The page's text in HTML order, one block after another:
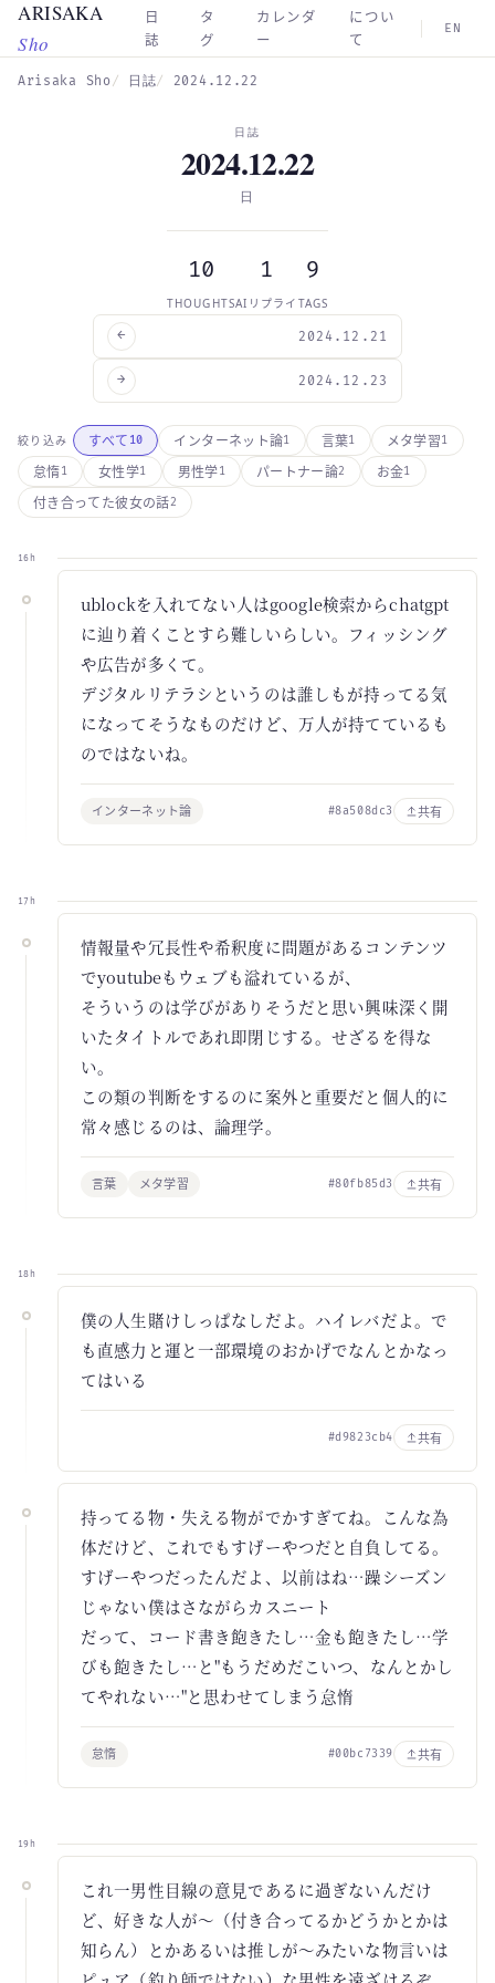
Skip to main content
ARISAKA
Sho
日
誌
タ
グ
カレンダ
ー
につい
て
EN
Arisaka Sho 日誌 2024.12.22
← 2024.12.21
日誌
2024.12.22
日
10
THOUGHTS
1
AIリプライ
9
TAGS
2024.12.23
→
絞り込み すべて 10 インターネット論1 言葉1 メタ学習1
怠惰1 女性学1 男性学1 パートナー論2 お金1
付き合ってた彼女の話2
16h
ublockを入れてない人はgoogle検索からchatgpt
に辿り着くことすら難しいらしい。フィッシング
や広告が多くて。
デジタルリテラシというのは誰しもが持ってる気
になってそうなものだけど、万人が持てているも
のではないね。
インターネット論 #8a508dc3 共有
17h
情報量や冗長性や希釈度に問題があるコンテンツ
でyoutubeもウェブも溢れているが、
そういうのは学びがありそうだと思い興味深く開
いたタイトルであれ即閉じする。せざるを得な
い。
この類の判断をするのに案外と重要だと個人的に
常々感じるのは、論理学。
言葉 メタ学習 #80fb85d3 共有
18h
僕の人生賭けしっぱなしだよ。ハイレバだよ。で
も直感力と運と一部環境のおかげでなんとかなっ
てはいる
#d9823cb4 共有
持ってる物・失える物がでかすぎてね。こんな為
体だけど、これでもすげーやつだと自負してる。
すげーやつだったんだよ、以前はね…躁シーズン
じゃない僕はさながらカスニート
だって、コード書き飽きたし…金も飽きたし…学
びも飽きたし…と"もうだめだこいつ、なんとかし
てやれない…"と思わせてしまう怠惰
怠惰 #00bc7339 共有
19h
これ一男性目線の意見であるに過ぎないんだけ
ど、好きな人が～（付き合ってるかどうかとかは
知らん）とかあるいは推しが～みたいな物言いは